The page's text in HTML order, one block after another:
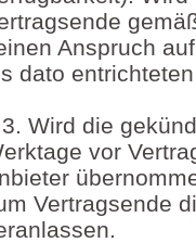
Anspruch
dato
Wird die
vor
Vertragsende